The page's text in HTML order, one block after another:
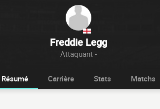
Freddie Legg
Attaquant -
Résumé Carrière Stats Matchs